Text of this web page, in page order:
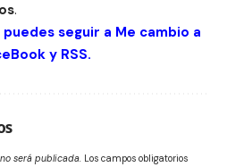
.
seguir a Me cambio a
y RSS.
será publicada. Los campos obligatorios